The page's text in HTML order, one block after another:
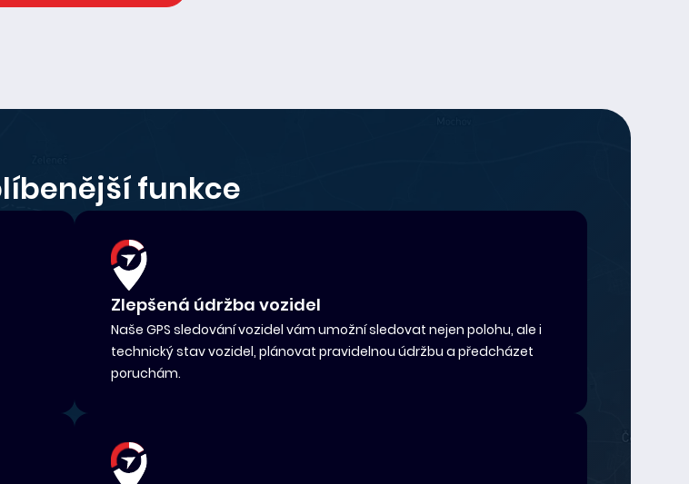
funkce
Zlepšená údržba vozidel
Naše GPS sledování vozidel vám umožní sledovat nejen polohu, ale i
technický stav vozidel, plánovat pravidelnou údržbu a předcházet
poruchám.